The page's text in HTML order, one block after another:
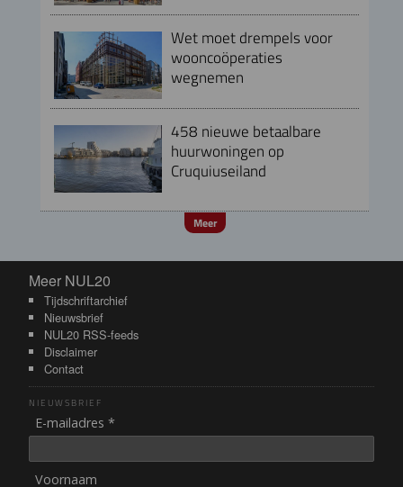
Wet moet drempels voor
wooncoöperaties
wegnemen
458 nieuwe betaalbare
huurwoningen op
Cruquiuseiland
Meer
Meer NUL20
Meer NUL20
Tijdschriftarchief
Nieuwsbrief
NUL20 RSS-feeds
Disclaimer
Contact
NIEUWSBRIEF
E-mailadres *
Voornaam